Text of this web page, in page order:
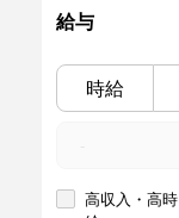
給与
時給
高収入・高時